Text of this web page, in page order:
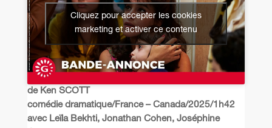
Cliquez pour accepter les cookies
marketing et activer ce contenu
de Ken SCOTT
comédie dramatique/France – Canada/2025/1h42
avec Leïla Bekhti, Jonathan Cohen, Joséphine